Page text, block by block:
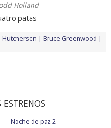
Holland
patas
Hutcherson
Bruce Greenwood
ESTRENOS
Noche de paz 2